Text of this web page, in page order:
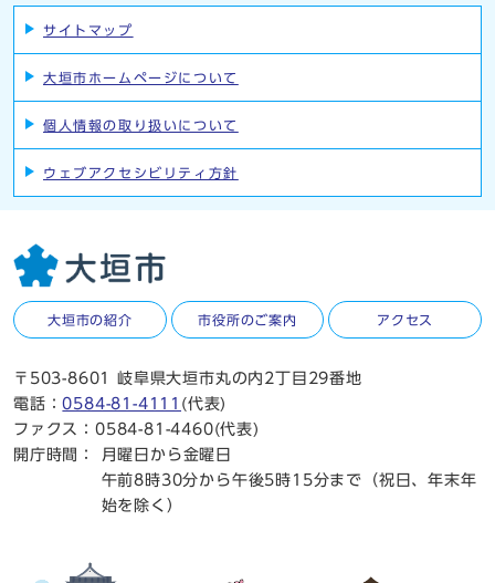
サイトマップ
大垣市ホームページについて
個人情報の取り扱いについて
ウェブアクセシビリティ方針
大垣市の紹介 市役所のご案内 アクセス
〒503-8601 岐阜県大垣市丸の内2丁目29番地
電話：0584-81-4111 (代表)
ファクス：0584-81-4460(代表)
開庁時間：
月曜日から金曜日
午前8時30分から午後5時15分まで（祝日、年末年
始を除く）